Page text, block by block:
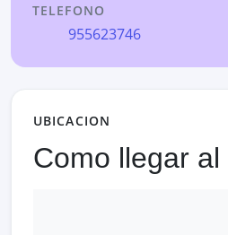
TELEFONO
955623746
UBICACION
Como llegar al